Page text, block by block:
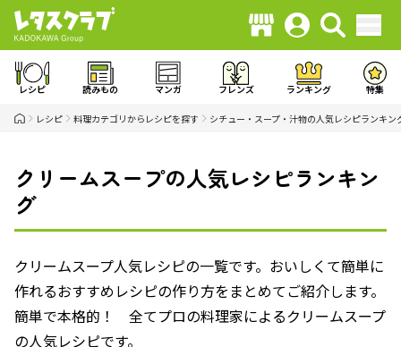
レシピ 読みもの マンガ フレンズ ランキング 特集
レシピ 料理カテゴリからレシピを探す シチュー・スープ・汁物の人気レシピランキン
クリームスープの人気レシピランキン
グ
クリームスープ人気レシピの一覧です。おいしくて簡単に
作れるおすすめレシピの作り方をまとめてご紹介します。
簡単で本格的！ 全てプロの料理家によるクリームスープ
の人気レシピです。